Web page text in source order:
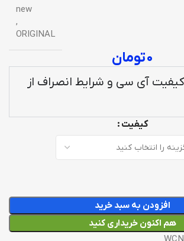
new
,
ORIGINAL
۰تومان
کیفیت آی سی و شرایط انصراف از
کیفیت
افزودن به سبد خرید
هم اکنون خریداری کنید